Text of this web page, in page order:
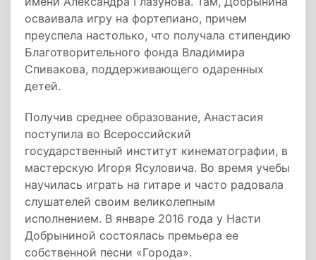
осваивала игру на фортепиано, причем
преуспела настолько, что получала стипендию
Благотворительного фонда Владимира
Спивакова, поддерживающего одаренных
детей.
Получив среднее образование, Анастасия
поступила во Всероссийский
государственный институт кинематографии, в
мастерскую Игоря Ясуловича. Во время учебы
научилась играть на гитаре и часто радовала
слушателей своим великолепным
исполнением. В январе 2016 года у Насти
Добрыниной состоялась премьера ее
собственной песни «Города».